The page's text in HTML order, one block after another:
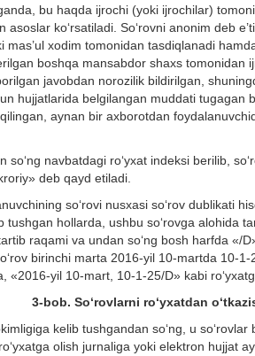
bu haqda ijrochi (yoki ijrochilar)
kо‘rsatiladi. Sо‘rovni anonim deb
mas’ul xodim tomonidan tasdiqlanadi
boshqa mansabdor shaxs tomonidan
javobdan norozilik bildirilgan,
hujjatlarida belgilangan muddati tugagan
aynan bir axborotdan
sо‘ng navbatdagi rо‘yxat indeksi berilib,
deb qayd etiladi.
sо‘rovi nusxasi sо‘rov dublikati
tushgan hollarda, ushbu sо‘rovga alohida
raqami va undan sо‘ng bosh harfda «/
birinchi marta 2016-yil 10-martda 10-1-
«2016-yil 10-mart, 10-1-25/D» kabi
3-bob. Sо‘rovlarni rо‘yxatdan о
kelib tushgandan sо‘ng, u sо‘rovlar
olish jurnaliga yoki elektron hujjat